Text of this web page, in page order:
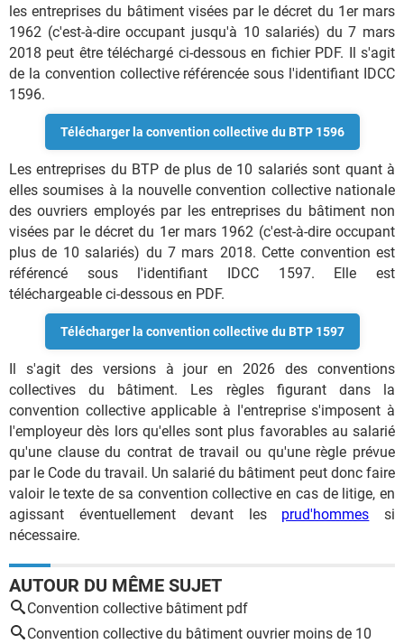
les entreprises du bâtiment visées par le décret du 1er mars
1962 (c'est-à-dire occupant jusqu'à 10 salariés) du 7 mars
2018 peut être téléchargé ci-dessous en fichier PDF. Il s'agit
de la convention collective référencée sous l'identifiant IDCC
1596.
Télécharger la convention collective du BTP 1596
Les entreprises du BTP de plus de 10 salariés sont quant à
elles soumises à la nouvelle convention collective nationale
des ouvriers employés par les entreprises du bâtiment non
visées par le décret du 1er mars 1962 (c'est-à-dire occupant
plus de 10 salariés) du 7 mars 2018. Cette convention est
référencé sous l'identifiant IDCC 1597. Elle est
téléchargeable ci-dessous en PDF.
Télécharger la convention collective du BTP 1597
Il s'agit des versions à jour en 2026 des conventions
collectives du bâtiment. Les règles figurant dans la
convention collective applicable à l'entreprise s'imposent à
l'employeur dès lors qu'elles sont plus favorables au salarié
qu'une clause du contrat de travail ou qu'une règle prévue
par le Code du travail. Un salarié du bâtiment peut donc faire
valoir le texte de sa convention collective en cas de litige, en
agissant éventuellement devant les prud'hommes si
nécessaire.
AUTOUR DU MÊME SUJET
Convention collective bâtiment pdf
Convention collective du bâtiment ouvrier moins de 10